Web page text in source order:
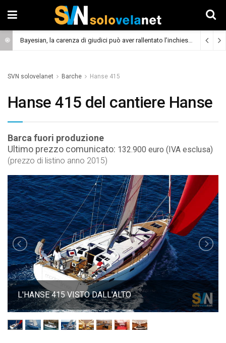
Bayesian, la carenza di giudici può aver rallentato l’inchiesta (Cronaca)
SVN solovelanet Barche Hanse 415
Hanse 415 del cantiere Hanse
Barca fuori produzione
Ultimo prezzo comunicato: 132.900 euro (IVA esclusa)
(prezzo di listino anno 2015)
L'HANSE 415 VISTO DALL'ALTO